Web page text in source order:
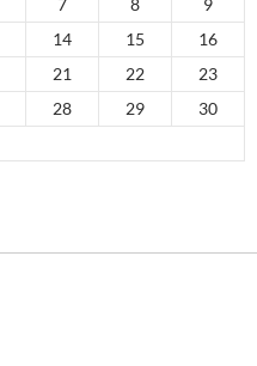
7 8
9
14 15
16
21 22
23
28 29
30